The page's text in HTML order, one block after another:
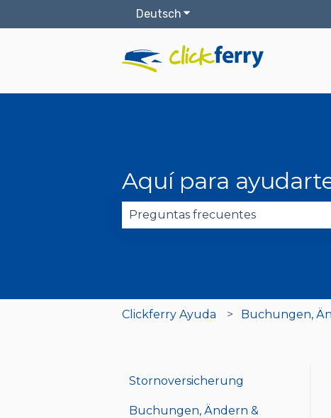
Deutsch Untermenü für
Aquí para
Clickferry Ayuda Buchungen,
Stornoversicherung
Buchungen, Ändern &